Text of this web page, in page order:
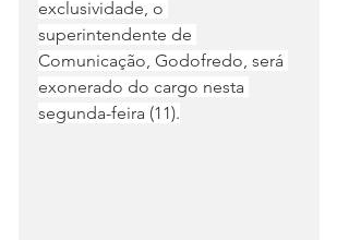
exclusividade, o
superintendente de
Comunicação, Godofredo, será
exonerado do cargo nesta
segunda-feira (11).